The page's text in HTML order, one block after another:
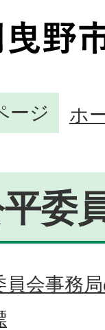
ージ ホ
委
員会事務